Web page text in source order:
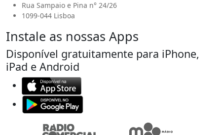
Rua Sampaio e Pina n° 24/26
1099-044 Lisboa
Instale as nossas Apps
Disponível gratuitamente para iPhone,
iPad e Android